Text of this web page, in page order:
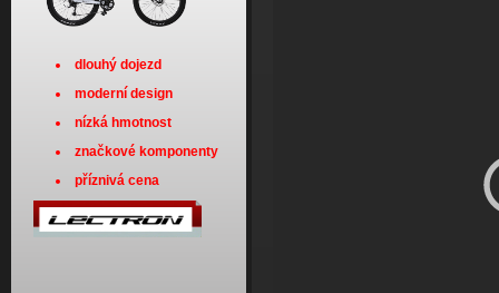
dlouhý dojezd
moderní design
nízká hmotnost
značkové komponenty
příznivá cena